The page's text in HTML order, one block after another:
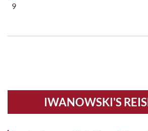
9
IWANOWSKI'S